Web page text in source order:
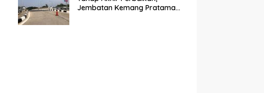
Jembatan Kemang Pratama